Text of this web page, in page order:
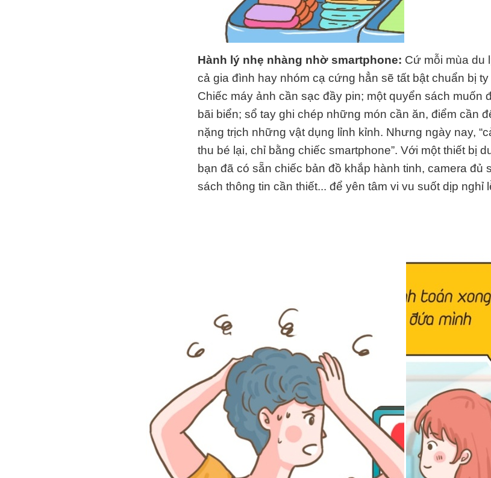
Hành lý nhẹ nhàng nhờ smartphone: Cứ mỗi mùa du
cả gia đình hay nhóm cạ cứng hẳn sẽ tất bật chuẩn bị
Chiếc máy ảnh cần sạc đầy pin; một quyển sách muốn
bãi biển; sổ tay ghi chép những món cần ăn, điểm cần
nặng trịch những vật dụng lỉnh kỉnh. Nhưng ngày nay,
thu bé lại, chỉ bằng chiếc smartphone”. Với một thiết bị
bạn đã có sẵn chiếc bản đồ khắp hành tinh, camera đủ
sách thông tin cần thiết... để yên tâm vi vu suốt dịp nghỉ